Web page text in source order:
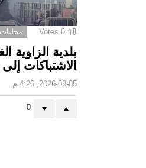
0
Votes محليات
بلدية
الاشتباكات
2026-08-05, 4:26 م
0